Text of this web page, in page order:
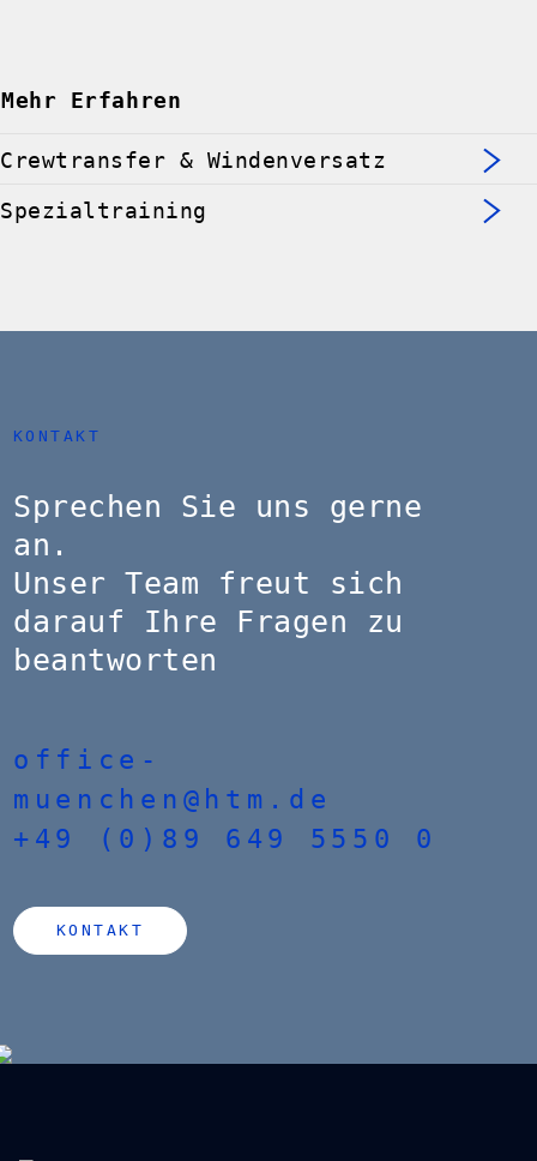
Mehr Erfahren
Crewtransfer & Windenversatz
Spezialtraining
KONTAKT
Sprechen Sie uns gerne
an.
Unser Team freut sich
darauf Ihre Fragen zu
beantworten
office-
muenchen@htm.de
+49 (0)89 649 5550 0
KONTAKT